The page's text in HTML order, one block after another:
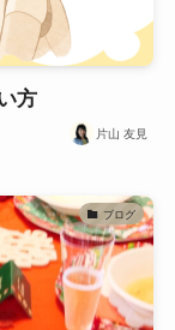
方
片山 友見
ブログ